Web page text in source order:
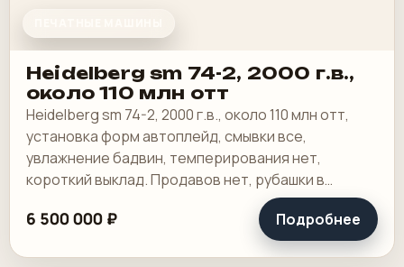
Heidelberg sm 74-2, 2000 г.в.,
около 110 млн отт
Heidelberg sm 74-2, 2000 г.в., около 110 млн отт,
установка форм автоплейд, смывки все,
увлажнение бадвин, темперирования нет,
короткий выклад. Продавов нет, рубашки в
хорошем состоянии, таскалки и цепи в хорошем.
6 500 000 ₽ Подробнее